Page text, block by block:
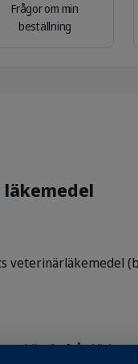
Frågor om min
beställning
läkemedel
veterinärläkemedel
härrör från